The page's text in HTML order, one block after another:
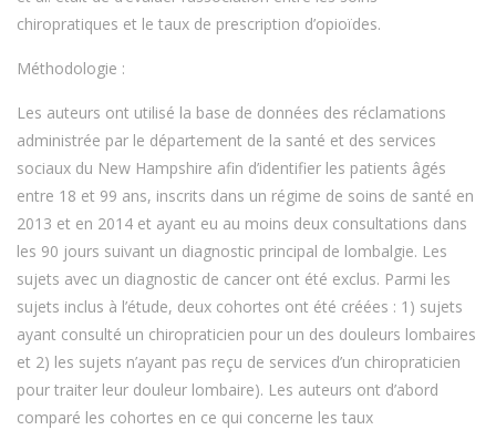
chiropratiques et le taux de prescription d’opioïdes.
Méthodologie :
Les auteurs ont utilisé la base de données des réclamations
administrée par le département de la santé et des services
sociaux du New Hampshire afin d’identifier les patients âgés
entre 18 et 99 ans, inscrits dans un régime de soins de santé en
2013 et en 2014 et ayant eu au moins deux consultations dans
les 90 jours suivant un diagnostic principal de lombalgie. Les
sujets avec un diagnostic de cancer ont été exclus. Parmi les
sujets inclus à l’étude, deux cohortes ont été créées : 1) sujets
ayant consulté un chiropraticien pour un des douleurs lombaires
et 2) les sujets n’ayant pas reçu de services d’un chiropraticien
pour traiter leur douleur lombaire). Les auteurs ont d’abord
comparé les cohortes en ce qui concerne les taux